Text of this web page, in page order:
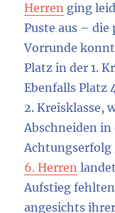
Herren ging
Puste aus –
Vorrunde
Platz in der 1.
Ebenfalls Platz
2. Kreisklasse,
Abschneiden in
Achtungserfolg
6. Herren
Aufstieg
angesichts